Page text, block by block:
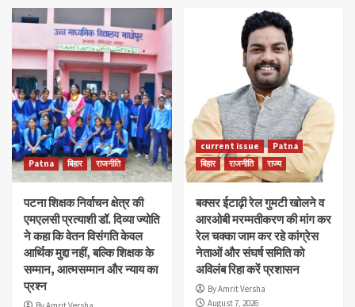
Patna बिहार राजनीति
पटना शिक्षक निर्वाचन क्षेत्र की
एमएलसी प्रत्याशी डॉ. दिव्या ज्योति
ने कहा कि वेतन विसंगति केवल
आर्थिक मुद्दा नहीं, बल्कि शिक्षक के
सम्मान, आत्मसम्मान और न्याय का
प्रश्न
current issue
Patna
बिहार
राजनीति राज्य
बक्सर ईटाढ़ी रेल गुमटी खोलने व
आरओबी मरम्मतीकरण की मांग कर
रेल चक्का जाम कर रहे कांग्रेस
नेताओं और संघर्ष समिति को
अविलंब रिहा करें प्रशासन
By Amrit Versha
August 7, 2026